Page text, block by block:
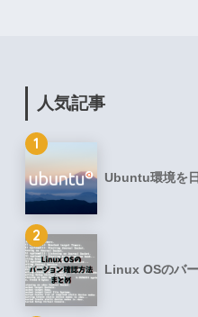
人気記事
1
Ubuntu環境を
2
Linux OSのバ